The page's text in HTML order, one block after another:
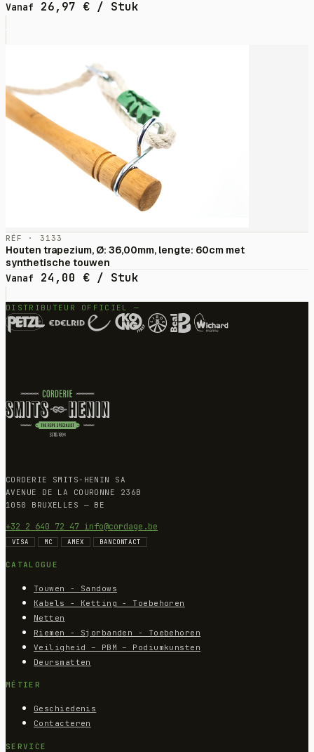
Vanaf
26,97 € / Stuk
RÉF · 3133
Houten trapezium, Ø: 36,00mm, lengte: 60cm met
synthetische touwen
Vanaf
24,00 € / Stuk
DISTRIBUTEUR OFFICIEL —
CORDERIE SMITS-HENIN SA
AVENUE DE LA COURONNE 236B
1050 BRUXELLES — BE
+32 2 640 72 47 info@cordage.be
VISA MC AMEX BANCONTACT
CATALOGUE
Touwen - Sandows
Kabels - Ketting - Toebehoren
Netten
Riemen - Sjorbanden - Toebehoren
Veiligheid – PBM – Podiumkunsten
Deursmatten
MÉTIER
Geschiedenis
Contacteren
SERVICE